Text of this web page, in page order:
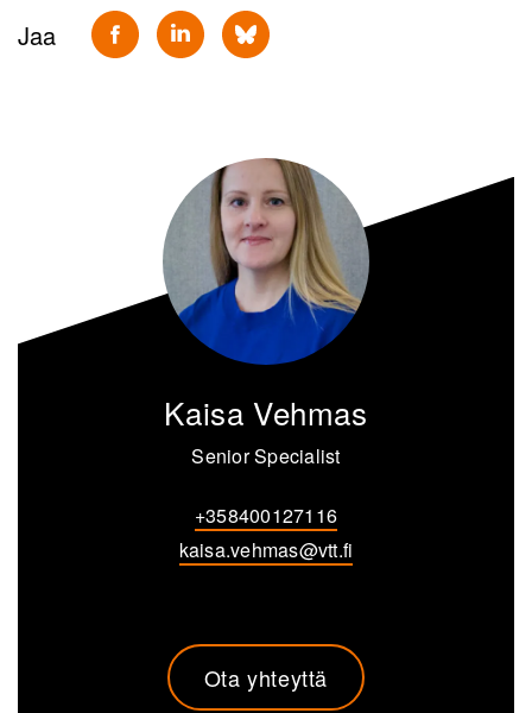
Jaa
Kaisa Vehmas
Senior Specialist
+358400127116
kaisa.vehmas@vtt.fi
Ota yhteyttä